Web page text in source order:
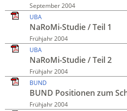
September 2004
UBA
NaRoMi-Studie / Teil 1
Frühjahr 2004
UBA
NaRoMi-Studie / Teil 2
Frühjahr 2004
BUND
BUND Positionen zum
Frühjahr 2004